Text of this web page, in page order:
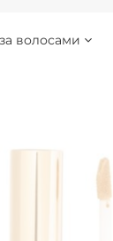
волосами